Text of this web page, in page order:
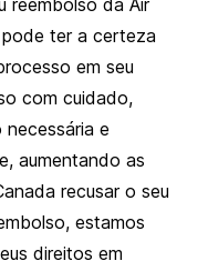
ter a certeza
em seu
com cuidado,
e
aumentando as
recusar o seu
estamos
direitos em